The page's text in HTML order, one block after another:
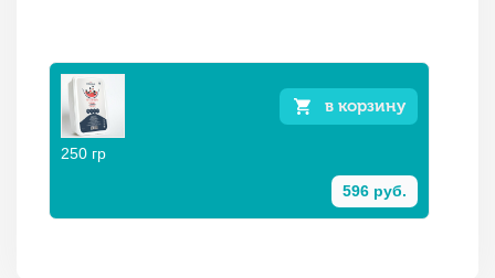
в корзину
250 гр
596 руб.